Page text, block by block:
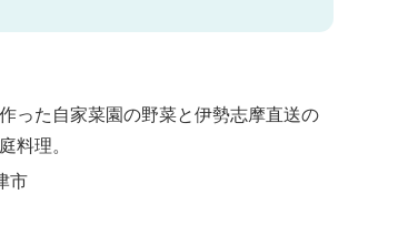
った自家菜園の野菜と伊勢志摩直送の
料理。
市